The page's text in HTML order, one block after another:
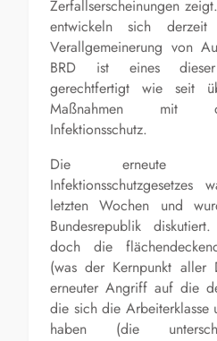
Zerfallserscheinungen
entwickeln sich
Verallgemeinerung von
BRD ist eines
gerechtfertigt wie seit
Maßnahmen mit
Infektionsschutz.
Die erneute
letzten Wochen und
Bundesrepublik
doch die
(was der Kernpunkt aller
erneuter Angriff auf die
die sich die Arbeiterklasse
haben (die